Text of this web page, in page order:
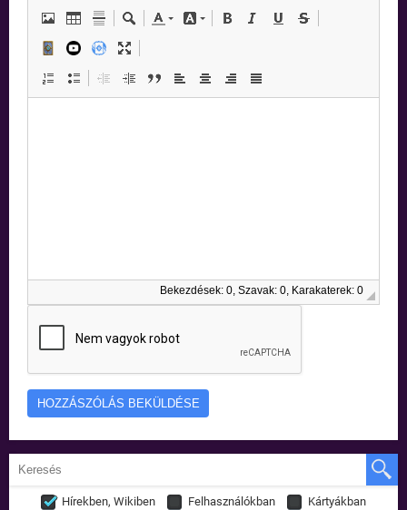
Bekezdések: 0, Szavak: 0, Karakaterek: 0
Hírekben, Wikiben Felhasználókban
Kártyákban